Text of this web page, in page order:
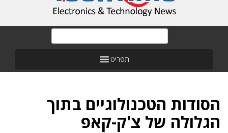
תפריט
הסודות הטכנולוגיים בתוך
הגלולה של צ'ק-קאפ